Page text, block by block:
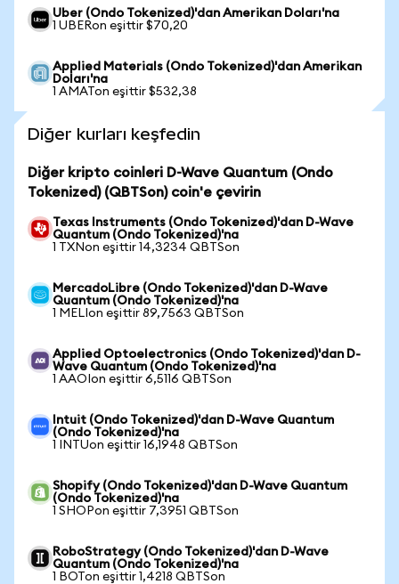
Uber (Ondo Tokenized)'dan Amerikan Doları'na
1 UBERon eşittir $70,20
Applied Materials (Ondo Tokenized)'dan Amerikan
Doları'na
1 AMATon eşittir $532,38
Diğer kurları keşfedin
Diğer kripto coinleri D-Wave Quantum (Ondo
Tokenized) (QBTSon) coin'e çevirin
Texas Instruments (Ondo Tokenized)'dan D-Wave
Quantum (Ondo Tokenized)'na
1 TXNon eşittir 14,3234 QBTSon
MercadoLibre (Ondo Tokenized)'dan D-Wave
Quantum (Ondo Tokenized)'na
1 MELIon eşittir 89,7563 QBTSon
Applied Optoelectronics (Ondo Tokenized)'dan D-
Wave Quantum (Ondo Tokenized)'na
1 AAOIon eşittir 6,5116 QBTSon
Intuit (Ondo Tokenized)'dan D-Wave Quantum
(Ondo Tokenized)'na
1 INTUon eşittir 16,1948 QBTSon
Shopify (Ondo Tokenized)'dan D-Wave Quantum
(Ondo Tokenized)'na
1 SHOPon eşittir 7,3951 QBTSon
RoboStrategy (Ondo Tokenized)'dan D-Wave
Quantum (Ondo Tokenized)'na
1 BOTon eşittir 1,4218 QBTSon